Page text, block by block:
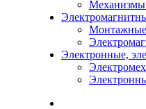
Электронные,